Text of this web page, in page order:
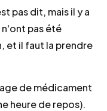
pas dit, mais il y a
pas été
et il faut la prendre
de médicament
heure de repos).